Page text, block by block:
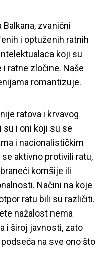
zvanični
i optuženih ratnih
koji su
ratne zločine. Naše
romantizuje.
ratova i krvavog
i oni koji su se
i nacionalističkim
aktivno protivili ratu,
komšije ili
Načini na koje
ratu bili su različiti.
nažalost nema
i široj javnosti, zato
na sve ono što